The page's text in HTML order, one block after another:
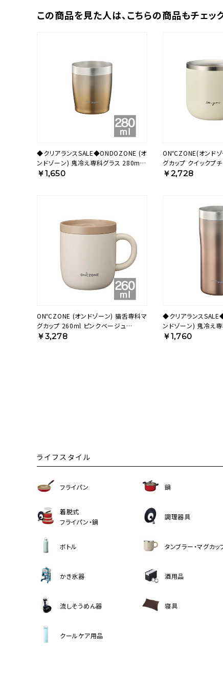
この商品を⾒た⼈は、こちらの商品もチェッ
◆クリアランスSALE◆ONDOZONE (オ
ンドゾーン) 鬼冷え専科グラス 280ml
ゴールド OZOH280GD【HO】
￥1,650
ON℃ZONE(オンド
グカップ クイックプ
ー OZSM230IV 【HO】
￥2,728
ON℃ZONE (オンドゾーン) 猫舌専科マ
グカップ 260ml ピンクベージュ
OZNM260PBE 【HO】
￥3,278
◆クリアランス
ンドゾーン) 鬼冷え
430ml ピンク
￥1,760
ライフスタイル
フライパン 鍋
着脱式
フライパン・鍋
調理器具
ボトル タンブラー・マグカッ
かき氷器 酒用品
流しそうめん器 寝具
クールケア用品